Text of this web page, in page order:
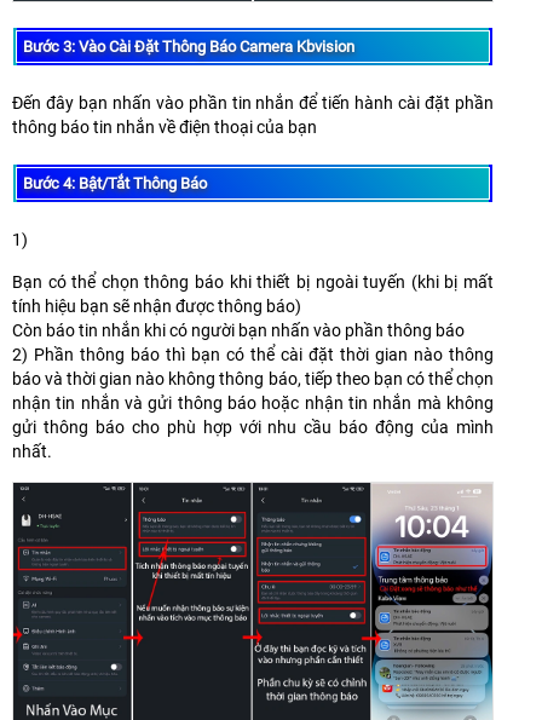
Bước 3: Vào Cài Đặt Thông Báo Camera Kbvision
Đến đây bạn nhấn vào phần tin nhắn để tiến hành cài đặt phần
thông báo tin nhắn về điện thoại của bạn
Bước 4: Bật/Tắt Thông Báo
1)
Bạn có thể chọn thông báo khi thiết bị ngoài tuyến (khi bị mất
tính hiệu bạn sẽ nhận được thông báo)
Còn báo tin nhắn khi có người bạn nhấn vào phần thông báo
2) Phần thông báo thì bạn có thể cài đặt thời gian nào thông
báo và thời gian nào không thông báo, tiếp theo bạn có thể chọn
nhận tin nhắn và gửi thông báo hoặc nhận tin nhắn mà không
gửi thông báo cho phù hợp với nhu cầu báo động của mình
nhất.